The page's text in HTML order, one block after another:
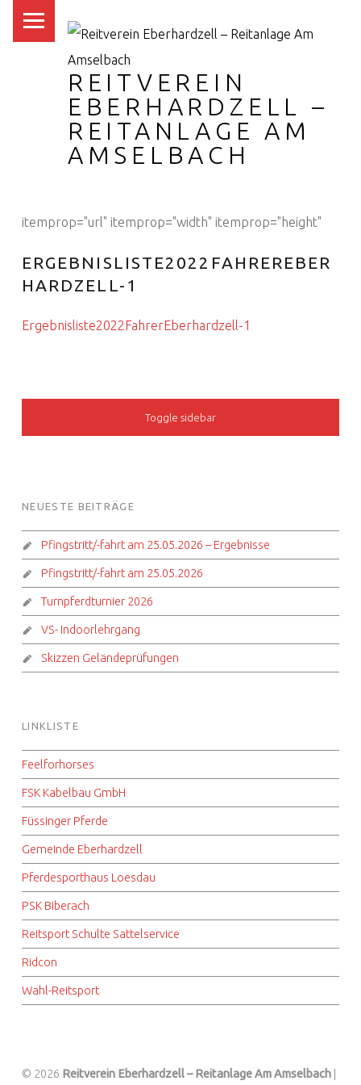
REITVEREIN
EBERHARDZELL –
REITANLAGE AM
AMSELBACH
itemprop="url" itemprop="width" itemprop="height"
ERGEBNISLISTE2022FAHREREBER
HARDZELL-1
Ergebnisliste2022FahrerEberhardzell-1
SIDEBAR
Toggle sidebar
FOOTER SIDEBAR
NEUESTE BEITRÄGE
Pfingstritt/-fahrt am 25.05.2026 – Ergebnisse
Pfingstritt/-fahrt am 25.05.2026
Turnpferdturnier 2026
VS- Indoorlehrgang
Skizzen Geländeprüfungen
LINKLISTE
Feelforhorses
FSK Kabelbau GmbH
Füssinger Pferde
Gemeinde Eberhardzell
Pferdesporthaus Loesdau
PSK Biberach
Reitsport Schulte Sattelservice
Ridcon
Wahl-Reitsport
© 2026 Reitverein Eberhardzell – Reitanlage Am Amselbach